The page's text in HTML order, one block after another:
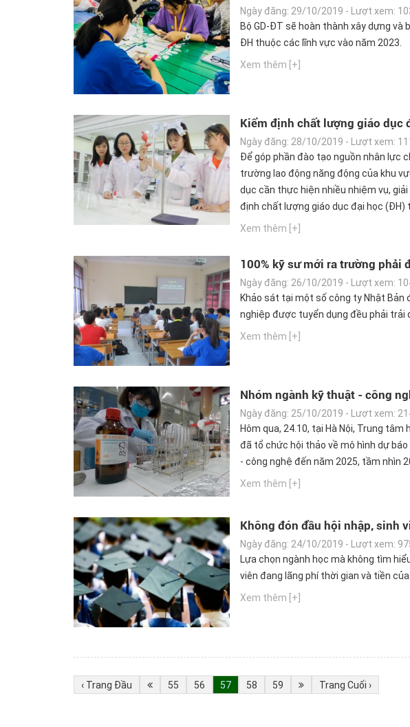
Ngày đăng: 29/10/2019 - Lượt xem:
Bộ GD-ĐT sẽ hoàn thành xây dựng
ĐH thuộc các lĩnh vực vào năm 2023.
Xem thêm [+]
Kiểm định chất lượng giáo dục
Ngày đăng: 28/10/2019 - Lượt xem:
Để góp phần đào tạo nguồn nhân lực
trường lao động năng động của khu
dục cần thực hiện nhiều nhiệm vụ,
định chất lượng giáo dục đại học (ĐH)
Xem thêm [+]
100% kỹ sư mới ra trường phải
Ngày đăng: 26/10/2019 - Lượt xem:
Khảo sát tại một số công ty Nhật Bản
nghiệp được tuyển dụng đều phải trải
Xem thêm [+]
Nhóm ngành kỹ thuật - công
viên ít
Ngày đăng: 25/10/2019 - Lượt xem:
Hôm qua, 24.10, tại Hà Nội, Trung
đã tổ chức hội thảo về mô hình dự
- công nghệ đến năm 2025, tầm nhìn
Xem thêm [+]
Không đón đầu hội nhập, sinh
Ngày đăng: 24/10/2019 - Lượt xem:
Lựa chọn ngành học mà không tìm
viên đang lãng phí thời gian và tiền của.
Xem thêm [+]
‹ Trang Đầu 55 56 57 58 59 Trang Cuối ›